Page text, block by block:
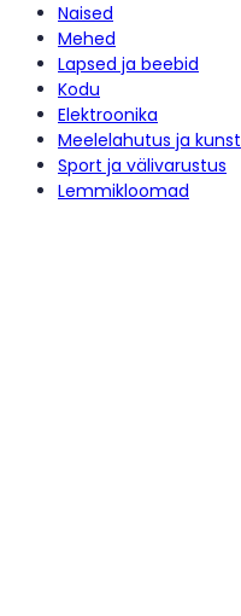
Naised
Mehed
Lapsed ja beebid
Kodu
Elektroonika
Meelelahutus ja kunst
Sport ja välivarustus
Lemmikloomad